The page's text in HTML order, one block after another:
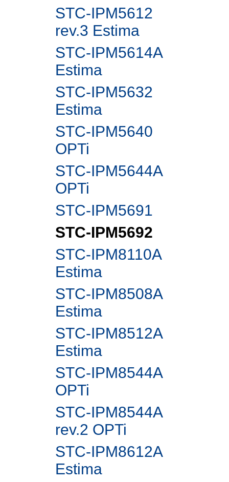
STC-IPM5612
rev.3 Estima
STC-IPM5614A
Estima
STC-IPM5632
Estima
STC-IPM5640
OPTi
STC-IPM5644A
OPTi
STC-IPM5691
STC-IPM5692
STC-IPM8110A
Estima
STC-IPM8508A
Estima
STC-IPM8512A
Estima
STC-IPM8544A
OPTi
STC-IPM8544A
rev.2 OPTi
STC-IPM8612A
Estima